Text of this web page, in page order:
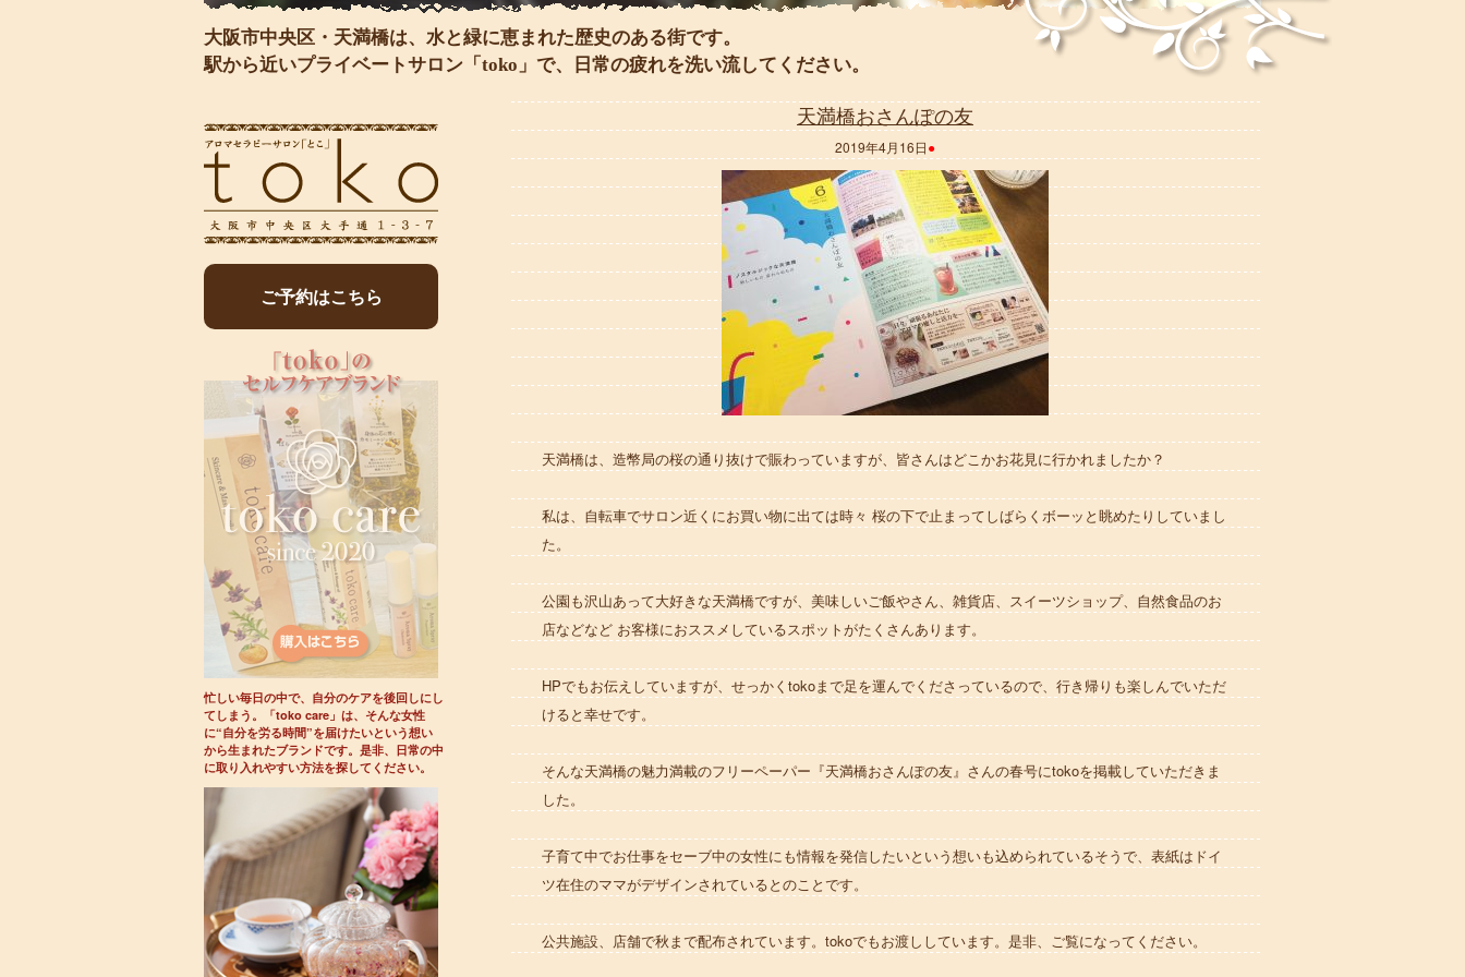
大阪市中央区・天満橋は、水と緑に恵まれた歴史のある街です。
駅から近いプライベートサロン「toko」で、日常の疲れを洗い流してください。
ご予約はこちら
忙しい毎日の中で、自分のケアを後回しにし
てしまう。「toko care」は、そんな女性
に“自分を労る時間”を届けたいという想い
から生まれたブランドです。是非、日常の中
に取り入れやすい方法を探してください。
天満橋おさんぽの友
2019年4月16日●
天満橋は、造幣局の桜の通り抜けで賑わっていますが、皆さんはどこかお花見に行かれましたか？
私は、自転車でサロン近くにお買い物に出ては時々 桜の下で止まってしばらくボーッと眺めたりしていまし
た。
公園も沢山あって大好きな天満橋ですが、美味しいご飯やさん、雑貨店、スイーツショップ、自然食品のお
店などなど お客様におススメしているスポットがたくさんあります。
HPでもお伝えしていますが、せっかくtokoまで足を運んでくださっているので、行き帰りも楽しんでいただ
けると幸せです。
そんな天満橋の魅力満載のフリーペーパー『天満橋おさんぽの友』さんの春号にtokoを掲載していただきま
した。
子育て中でお仕事をセーブ中の女性にも情報を発信したいという想いも込められているそうで、表紙はドイ
ツ在住のママがデザインされているとのことです。
公共施設、店舗で秋まで配布されています。tokoでもお渡ししています。是非、ご覧になってください。